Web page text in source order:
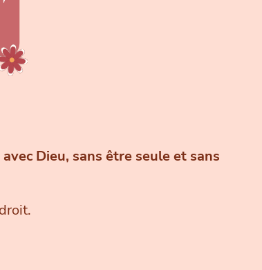
Dieu, sans être seule et sans